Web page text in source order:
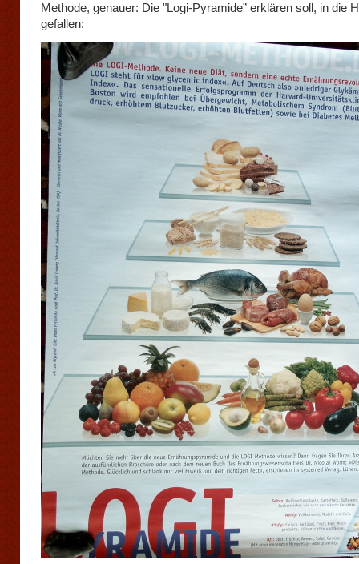
Methode, genauer: Die "Logi-Pyramide” erklären soll, in die
gefallen: